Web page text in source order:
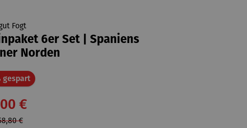
Fogt
6er Set | Spaniens
Norden
gespartRabatt
€
€